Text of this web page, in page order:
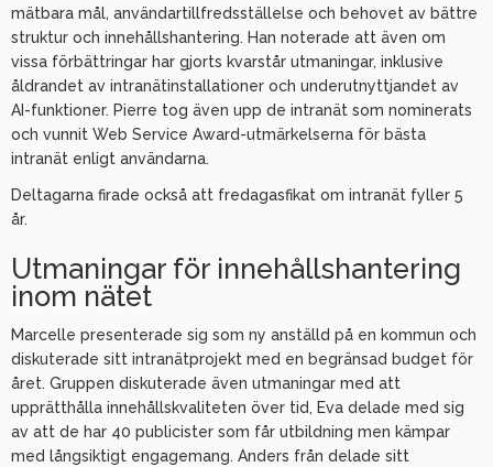
mätbara mål, användartillfredsställelse och behovet av bättre
struktur och innehållshantering. Han noterade att även om
vissa förbättringar har gjorts kvarstår utmaningar, inklusive
åldrandet av intranätinstallationer och underutnyttjandet av
AI-funktioner. Pierre tog även upp de intranät som nominerats
och vunnit Web Service Award-utmärkelserna för bästa
intranät enligt användarna.
Deltagarna firade också att fredagasfikat om intranät fyller 5
år.
Utmaningar för innehållshantering
inom nätet
Marcelle presenterade sig som ny anställd på en kommun och
diskuterade sitt intranätprojekt med en begränsad budget för
året. Gruppen diskuterade även utmaningar med att
upprätthålla innehållskvaliteten över tid, Eva delade med sig
av att de har 40 publicister som får utbildning men kämpar
med långsiktigt engagemang. Anders från delade sitt